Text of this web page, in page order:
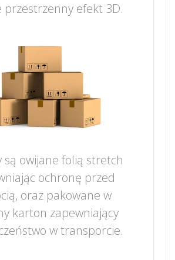
przestrzenny efekt 3D.
są owijane folią stretch
ochronę przed
oraz pakowane w
karton zapewniający
w transporcie.